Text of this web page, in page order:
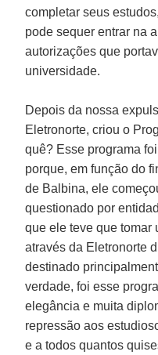
completar seus
pode sequer entrar na
autorizações que
universidade.
Depois da nossa
Eletronorte, criou o
quê? Esse programa
porque, em função do
de Balbina, ele
questionado por
que ele teve que tomar
através da Eletronorte
destinado
verdade, foi esse
elegância e muita
repressão aos
e a todos quantos